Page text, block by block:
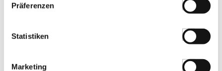
Präferenzen
Statistiken
Marketing